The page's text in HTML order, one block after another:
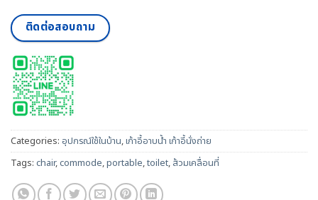
ติดต่อสอบถาม
Categories: อุปกรณ์ใช้ในบ้าน,เก้าอี้อาบน้ำ เก้าอี้นั่งถ่าย
Tags: chair,commode,portable,toilet, ส้วมเคลื่อนที่